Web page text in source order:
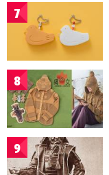
7
8
9